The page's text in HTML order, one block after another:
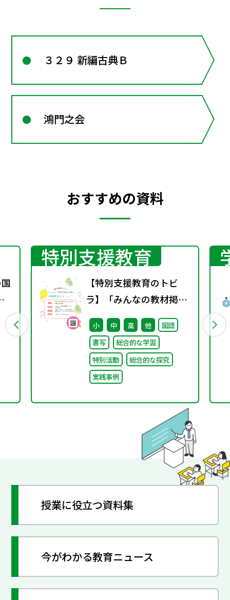
３２９ 新編古典Ｂ
鴻門之会
おすすめの資料
特別支援教育
【特別支援教育のトビ
ラ】「みんなの教材掲示
板」の投稿募集を開始し
ました！
小 中 高 他
国語
書写
総合的な学習
特別活動
総合的な探究
実践事例
授業に役立つ資料集
今がわかる教育ニュース